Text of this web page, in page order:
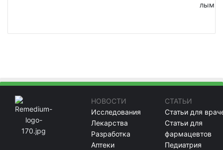
лым
НОВОСТИ
Исследования
Лекарства
Разработка
Аптеки
СТАТЬИ
Статьи для
Статьи для
фармацевтов
Педиатрия